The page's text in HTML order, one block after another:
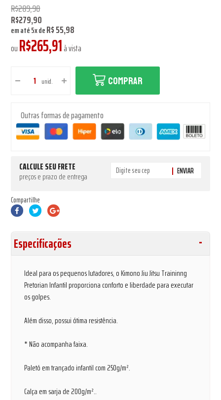
R$289,90
R$279,90
em até5xdeR$ 55,98
ouR$265,91à vista
unid. COMPRAR
Outras formas de pagamento
CALCULE SEU FRETE
preços e prazo de entrega ENVIAR
Compartilhe
Especificações
Ideal para os pequenos lutadores, o Kimono Jiu Jitsu Traininng
Pretorian Infantil proporciona conforto e liberdade para executar
os golpes.
Além disso, possui ótima resistência.
* Não acompanha faixa.
Paletó em trançado infantil com 250g/m².
Calça em sarja de 200g/m²..